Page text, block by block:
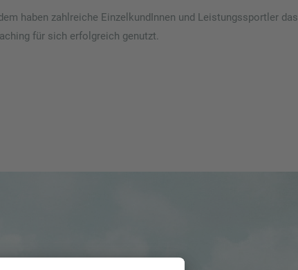
haben zahlreiche EinzelkundInnen und Leistungssportler das
für sich erfolgreich genutzt.